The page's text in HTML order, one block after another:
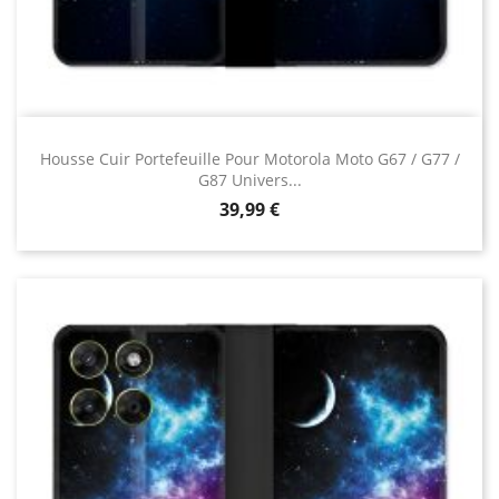
Housse Cuir Portefeuille Pour Motorola Moto G67 / G77 /
G87 Univers...
Prix
39,99 €